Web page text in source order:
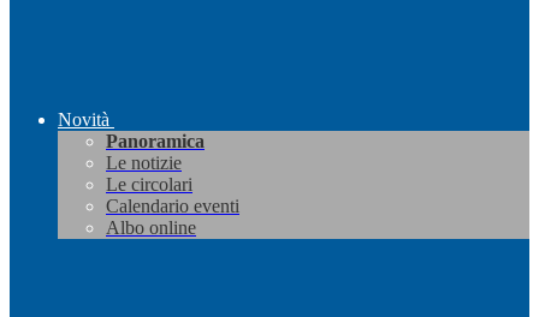
Novità
Panoramica
Le notizie
Le circolari
Calendario eventi
Albo online